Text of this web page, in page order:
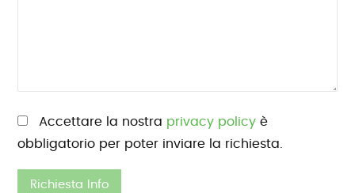
Si prega di lasciare vuoto questo campo.
Accettare la nostra privacy policy è
obbligatorio per poter inviare la richiesta.